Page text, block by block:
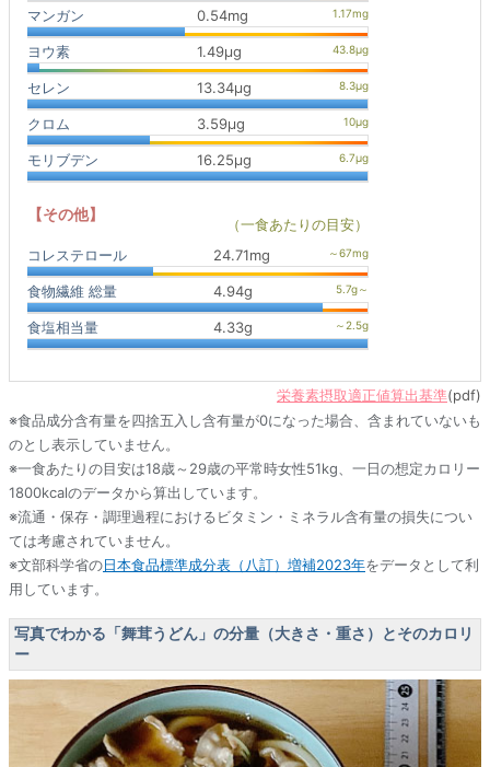
マンガン 0.54mg
ヨウ素 1.49μg
セレン 13.34μg
クロム 3.59μg
モリブデン 16.25μg
【その他】
（一食あたりの目安）
コレステロール
24.71mg
食物繊維 総量 4.94g
食塩相当量 4.33g
栄養素摂取適正値算出基準(pdf)
※食品成分含有量を四捨五入し含有量が0になった場合、含まれていないも
のとし表示していません。
※一食あたりの目安は18歳～29歳の平常時女性51kg、一日の想定カロリー
1800kcalのデータから算出しています。
※流通・保存・調理過程におけるビタミン・ミネラル含有量の損失につい
ては考慮されていません。
※文部科学省の日本食品標準成分表（八訂）増補2023年をデータとして利
用しています。
写真でわかる「舞茸うどん」の分量（大きさ・重さ）とそのカロリ
ー